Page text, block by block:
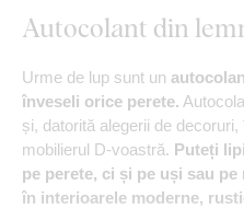
Autocolant din
Urme de lup sunt un
înveseli orice perete.
și, datorită alegerii de
mobilierul D-voastră. Puteți lipi
pe perete, ci și pe uși sau pe
în interioarele moderne,